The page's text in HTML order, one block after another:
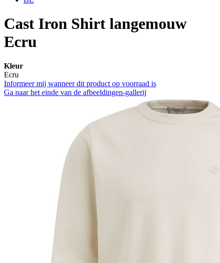
Cast Iron Shirt langemouw
Ecru
Kleur
Ecru
Informeer mij wanneer dit product op voorraad is
Ga naar het einde van de afbeeldingen-gallerij